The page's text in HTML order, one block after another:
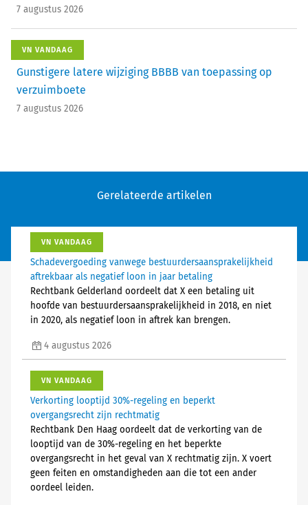
7 augustus 2026
VN VANDAAG
Gunstigere latere wijziging BBBB van toepassing op
verzuimboete
7 augustus 2026
Gerelateerde artikelen
VN VANDAAG
Schadevergoeding vanwege bestuurdersaansprakelijkheid
aftrekbaar als negatief loon in jaar betaling
Rechtbank Gelderland oordeelt dat X een betaling uit
hoofde van bestuurdersaansprakelijkheid in 2018, en niet
in 2020, als negatief loon in aftrek kan brengen.
4 augustus 2026
VN VANDAAG
Verkorting looptijd 30%-regeling en beperkt
overgangsrecht zijn rechtmatig
Rechtbank Den Haag oordeelt dat de verkorting van de
looptijd van de 30%-regeling en het beperkte
overgangsrecht in het geval van X rechtmatig zijn. X voert
geen feiten en omstandigheden aan die tot een ander
oordeel leiden.